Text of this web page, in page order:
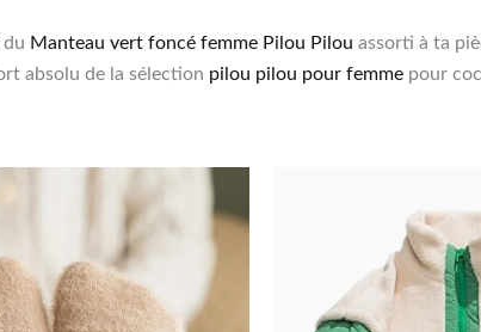
du Manteau vert foncé femme Pilou Pilou assorti à ta
absolu de la sélection pilou pilou pour femme pour